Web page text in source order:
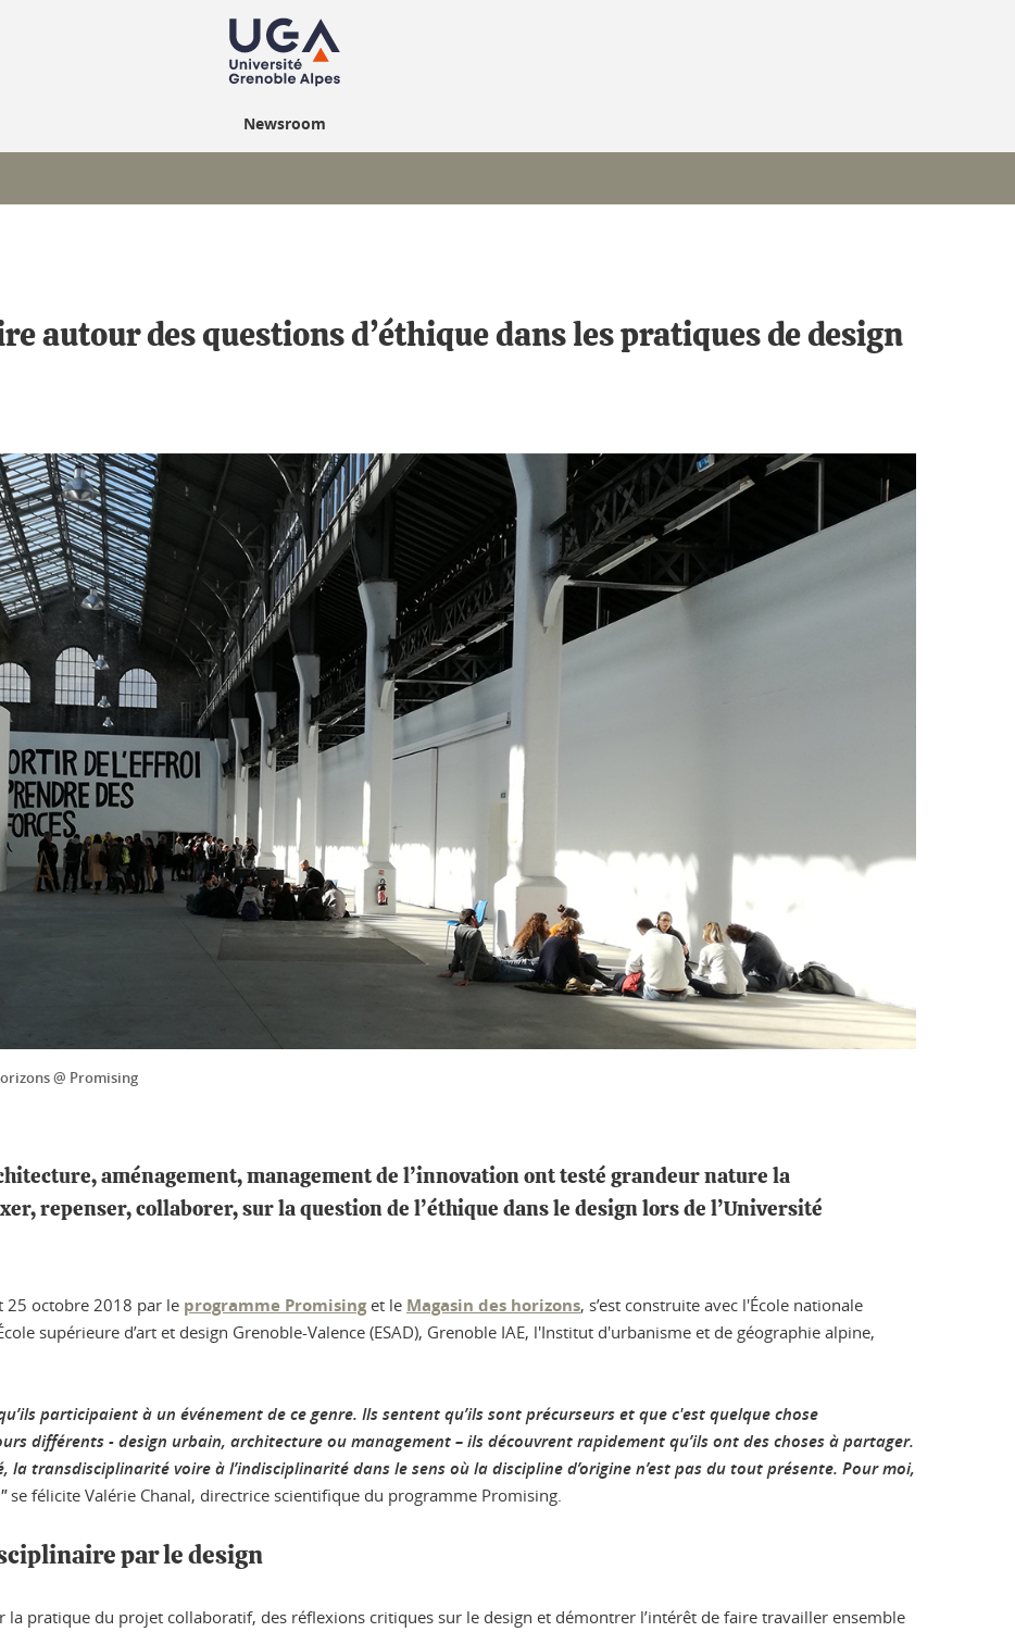
Newsroom
autour des questions d’éthique dans les pratiques de design
@ Promising
aménagement, management de l’innovation ont testé grandeur nature la
repenser, collaborer, sur la question de l’éthique dans le design lors de l’Université
25 octobre 2018 par le programme Promisinget le Magasin des horizons, s’est construite avec l'École nationale
supérieure d’art et design Grenoble-Valence (ESAD), Grenoble IAE, l'Institut d'urbanisme et de géographie alpine,
participaient à un événement de ce genre. Ils sentent qu’ils sont précurseurs et que c'est quelque chose
différents - design urbain, architecture ou management – ils découvrent rapidement qu’ils ont des choses à partager.
la transdisciplinarité voire à l’indisciplinarité dans le sens où la discipline d’origine n’est pas du tout présente. Pour moi,
se félicite Valérie Chanal, directrice scientifique du programme Promising.
par le design
la pratique du projet collaboratif, des réflexions critiques sur le design et démontrer l’intérêt de faire travailler ensemble